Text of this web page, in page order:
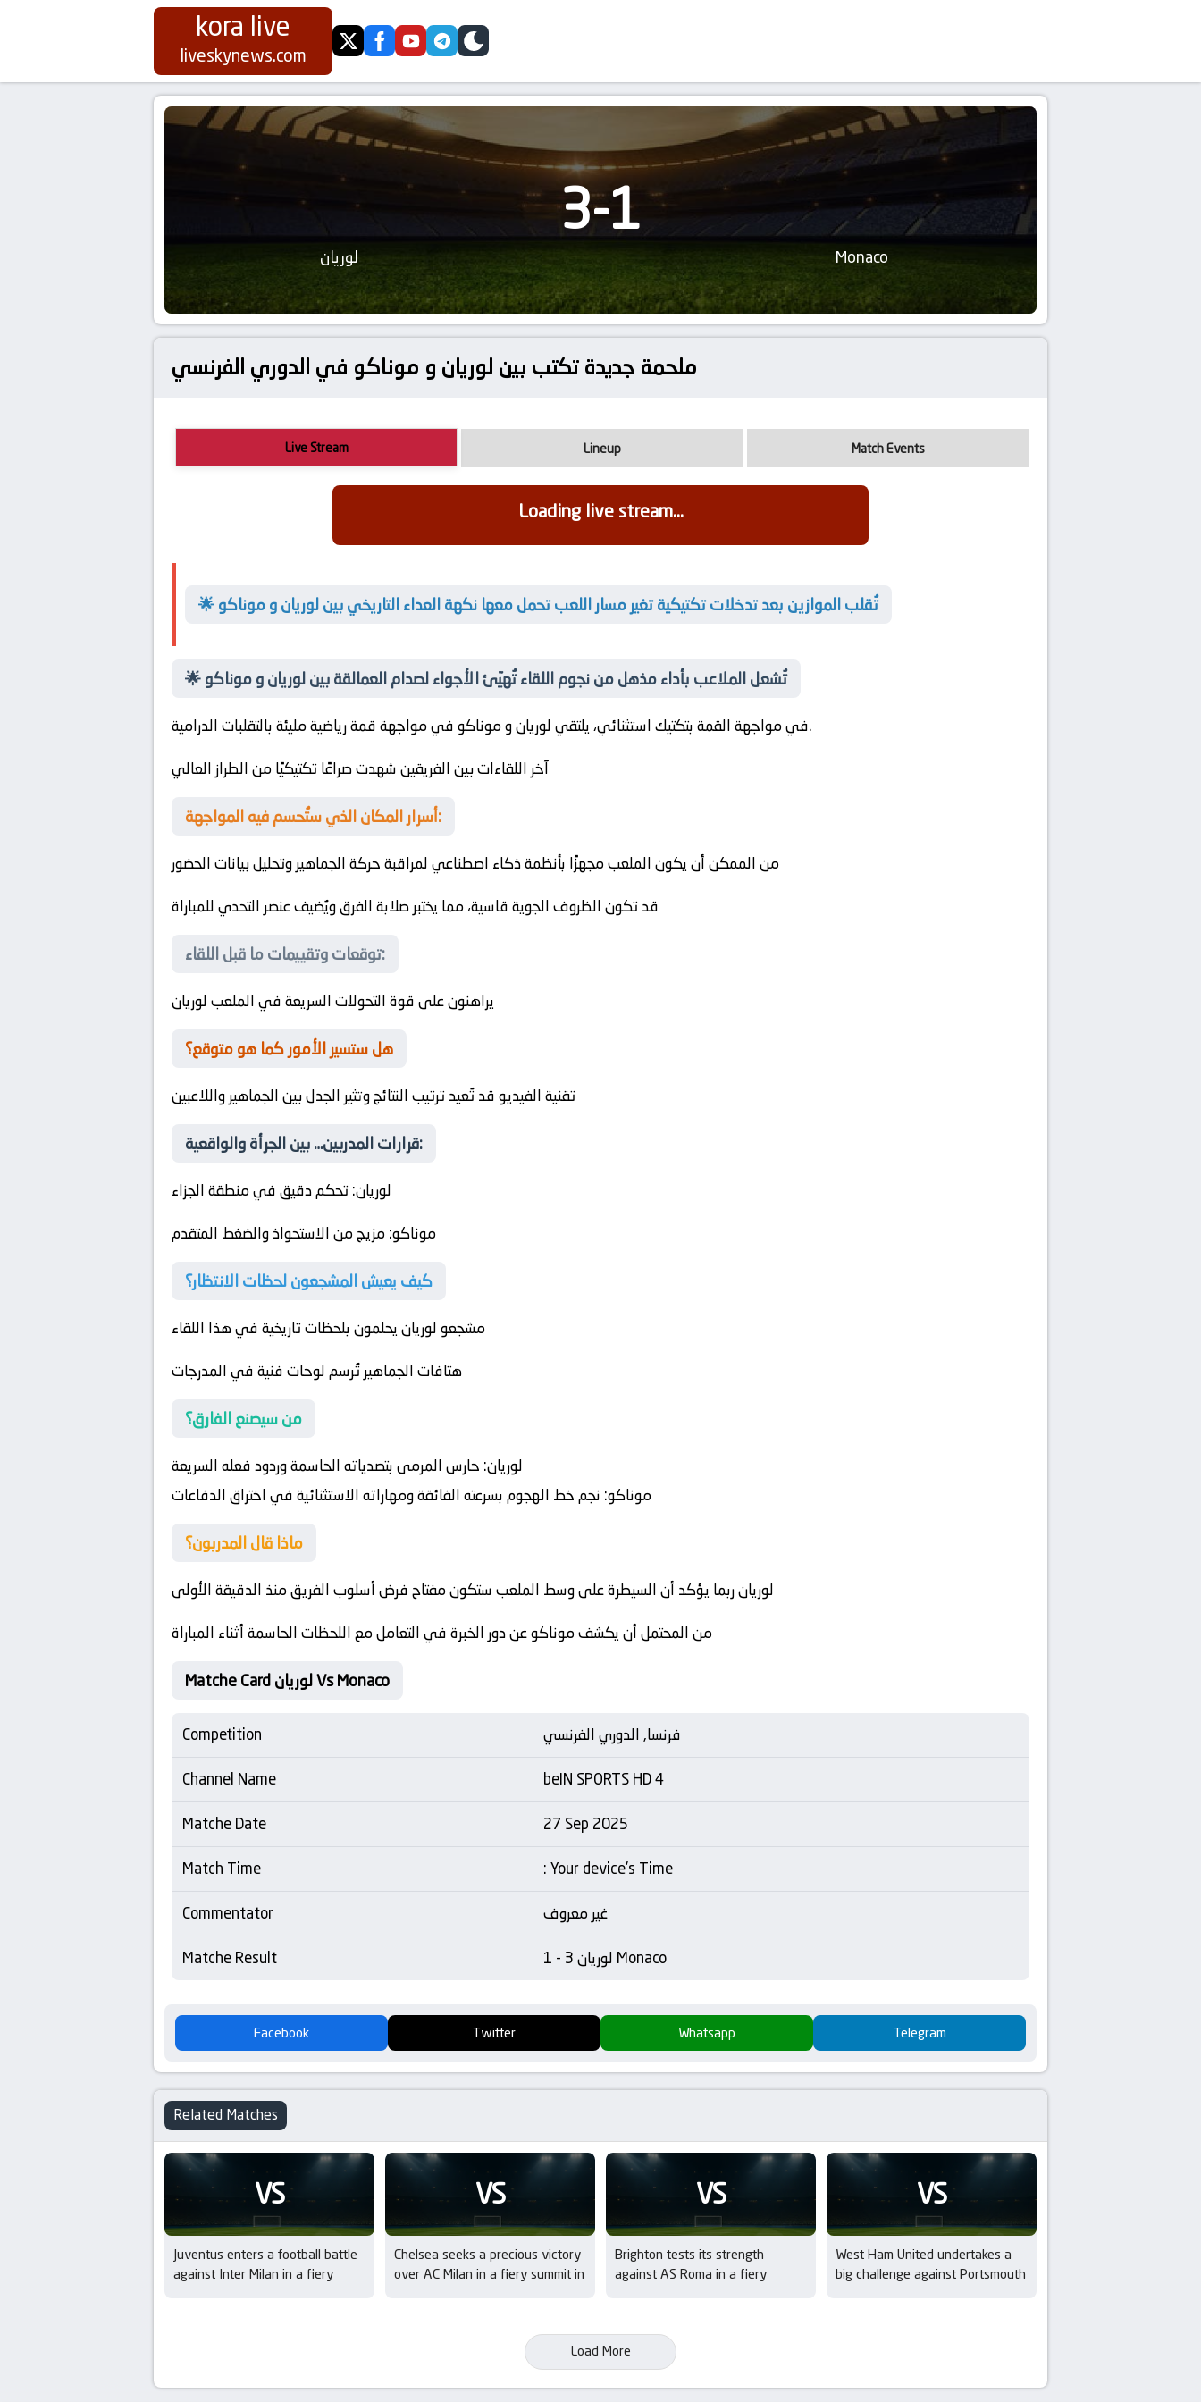
kora live
liveskynews.com twitterfacebookyoutubetelegram
skin
لوريان
3-1
Monaco
ملحمة جديدة تكتب بين لوريان و موناكو في الدوري الفرنسي
Live Stream Lineup Match Events
Loading live stream...
🌟 تُقلب الموازين بعد تدخلات تكتيكية تغير مسار اللعب تحمل معها نكهة العداء التاريخي بين لوريان و موناكو
🌟 تُشعل الملاعب بأداء مذهل من نجوم اللقاء تُهيّئ الأجواء لصدام العمالقة بين لوريان و موناكو
في مواجهة القمة بتكتيك استثنائي، يلتقيلوريانوموناكو
في مواجهة قمة رياضية مليئة بالتقلبات الدرامية.
آخر اللقاءات بين الفريقين شهدت صراعًا تكتيكيًا من الطراز العالي
أسرار المكان الذي ستُحسم فيه المواجهة:
من الممكن أن يكون الملعب مجهزًا بأنظمة ذكاء اصطناعي لمراقبة حركة الجماهير وتحليل بيانات الحضور
قد تكون الظروف الجوية قاسية، مما يختبر صلابة الفرق ويُضيف عنصر التحدي للمباراة
توقعات وتقييمات ما قبل اللقاء:
يراهنون على قوة التحولات السريعة في الملعبلوريان
هل ستسير الأمور كما هو متوقع؟
تقنية الفيديو قد تُعيد ترتيب النتائج وتثير الجدل بين الجماهير واللاعبين
قرارات المدربين… بين الجرأة والواقعية:
لوريان: تحكم دقيق في منطقة الجزاء
موناكو: مزيج من الاستحواذ والضغط المتقدم
كيف يعيش المشجعون لحظات الانتظار؟
مشجعو لوريان يحلمون بلحظات تاريخية في هذا اللقاء
هتافات الجماهير تُرسم لوحات فنية في المدرجات
من سيصنع الفارق؟
لوريان: حارس المرمى بتصدياته الحاسمة وردود فعله السريعة
موناكو: نجم خط الهجوم بسرعته الفائقة ومهاراته الاستثنائية في اختراق الدفاعات
ماذا قال المدربون؟
لوريان ربما يؤكد أن السيطرة على وسط الملعب ستكون مفتاح فرض أسلوب الفريق منذ الدقيقة الأولى
من المحتمل أن يكشف موناكو عن دور الخبرة في التعامل مع اللحظات الحاسمة أثناء المباراة
Matche Card لوريان Vs Monaco
Competition
فرنسا, الدوري الفرنسي
Channel Name
beIN SPORTS HD 4
Matche Date
27 Sep 2025
Match Time
: Your device's Time
Commentator
غير معروف
Matche Result
لوريان 3 - 1 Monaco
Facebook Twitter Whatsapp Telegram
Related Matches
VS
Juventus enters a football battle
against Inter Milan in a fiery
summit in Club Friendlies
VS
Chelsea seeks a precious victory
over AC Milan in a fiery summit in
Club Friendlies
VS
Brighton tests its strength
against AS Roma in a fiery
summit in Club Friendlies
VS
West Ham United undertakes a
big challenge against Portsmouth
in a fiery summit in EFL Cup – 1st
Load More